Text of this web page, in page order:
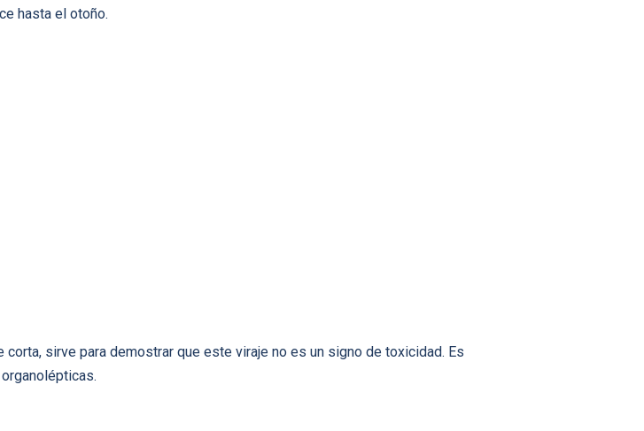
hasta el otoño.
sirve para demostrar que este viraje no es un signo de toxicidad. Es